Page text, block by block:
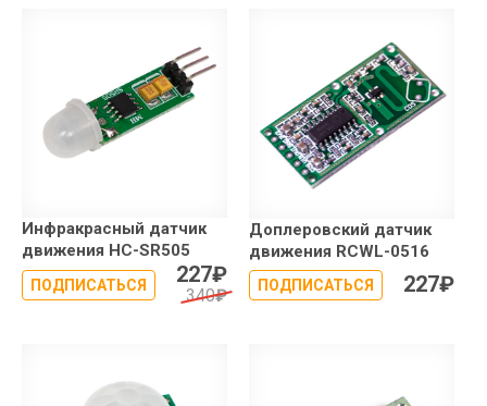
Инфракрасный датчик
движения HC-SR505
ПОДПИСАТЬСЯ 227₽
340₽
Доплеровский датчик
движения RCWL-0516
ПОДПИСАТЬСЯ 227₽